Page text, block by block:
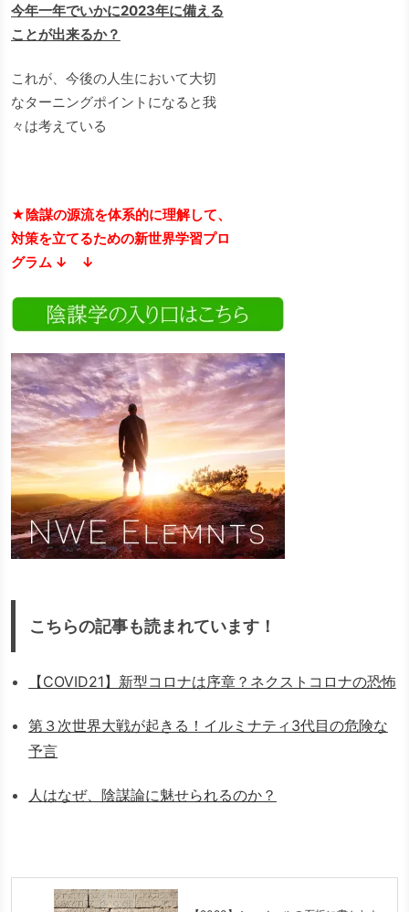
今年一年でいかに2023年に備える
ことが出来るか？
これが、今後の人生において大切
なターニングポイントになると我
々は考えている
★陰謀の源流を体系的に理解して、
対策を立てるための新世界学習プロ
グラム ↓ ↓
こちらの記事も読まれています！
【COVID21】新型コロナは序章？ネクストコロナの恐怖
第３次世界大戦が起きる！イルミナティ3代目の危険な
予言
人はなぜ、陰謀論に魅せられるのか？